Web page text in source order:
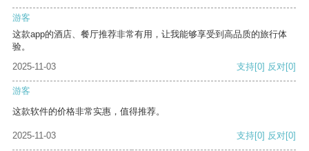
游客
这款app的酒店、餐厅推荐非常有用，让我能够享受到高品质的旅行体
验。
2025-11-03
支持[0] 反对[0]
游客
这款软件的价格非常实惠，值得推荐。
2025-11-03 支持[0] 反对[0]